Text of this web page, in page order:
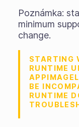
Poznámka:
minimum
change.
STARTING
RUNTIME
BE
RUNTIME